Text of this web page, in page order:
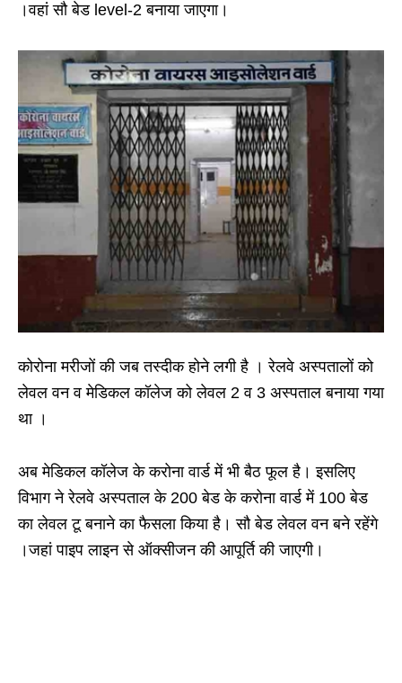
।वहां सौ बेड level-2 बनाया जाएगा।
कोरोना मरीजों की जब तस्दीक होने लगी है । रेलवे अस्पतालों को
लेवल वन व मेडिकल कॉलेज को लेवल 2 व 3 अस्पताल बनाया गया
था ।
अब मेडिकल कॉलेज के करोना वार्ड में भी बैठ फूल है। इसलिए
विभाग ने रेलवे अस्पताल के 200 बेड के करोना वार्ड में 100 बेड
का लेवल टू बनाने का फैसला किया है। सौ बेड लेवल वन बने रहेंगे
।जहां पाइप लाइन से ऑक्सीजन की आपूर्ति की जाएगी।